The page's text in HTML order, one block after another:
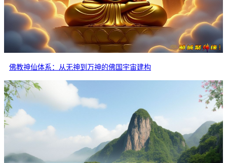
佛教神仙体系：从无神到万神的佛国宇宙建构